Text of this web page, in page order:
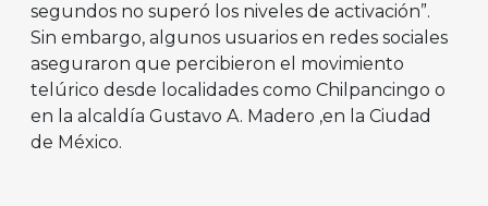
segundos no superó los niveles de activación”.
Sin embargo, algunos usuarios en redes sociales
aseguraron que percibieron el movimiento
telúrico desde localidades como Chilpancingo o
en la alcaldía Gustavo A. Madero ,en la Ciudad
de México.